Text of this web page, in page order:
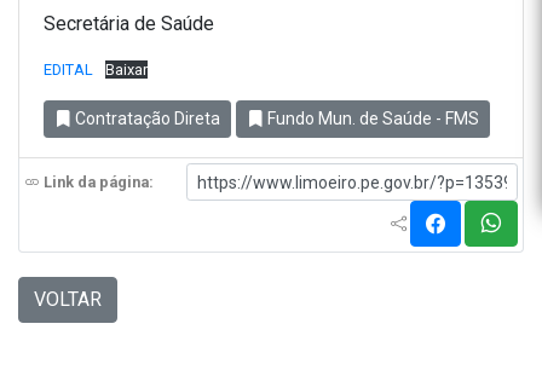
Secretária de Saúde
EDITAL Baixar
Contratação Direta Fundo Mun. de Saúde - FMS
Link da página:
VOLTAR